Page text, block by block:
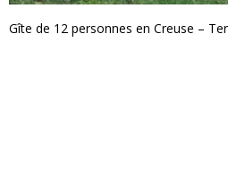
Gîte de 12 personnes en Creuse –